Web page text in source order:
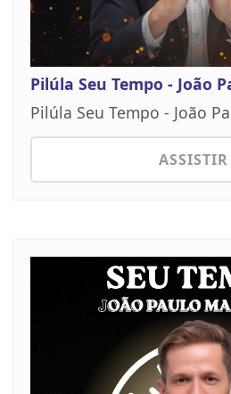
Pilúla Seu Tempo - João
Pilúla Seu Tempo - João
ASSISTIR